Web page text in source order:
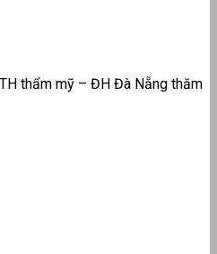
thẩm mỹ – ĐH Đà Nẵng thăm